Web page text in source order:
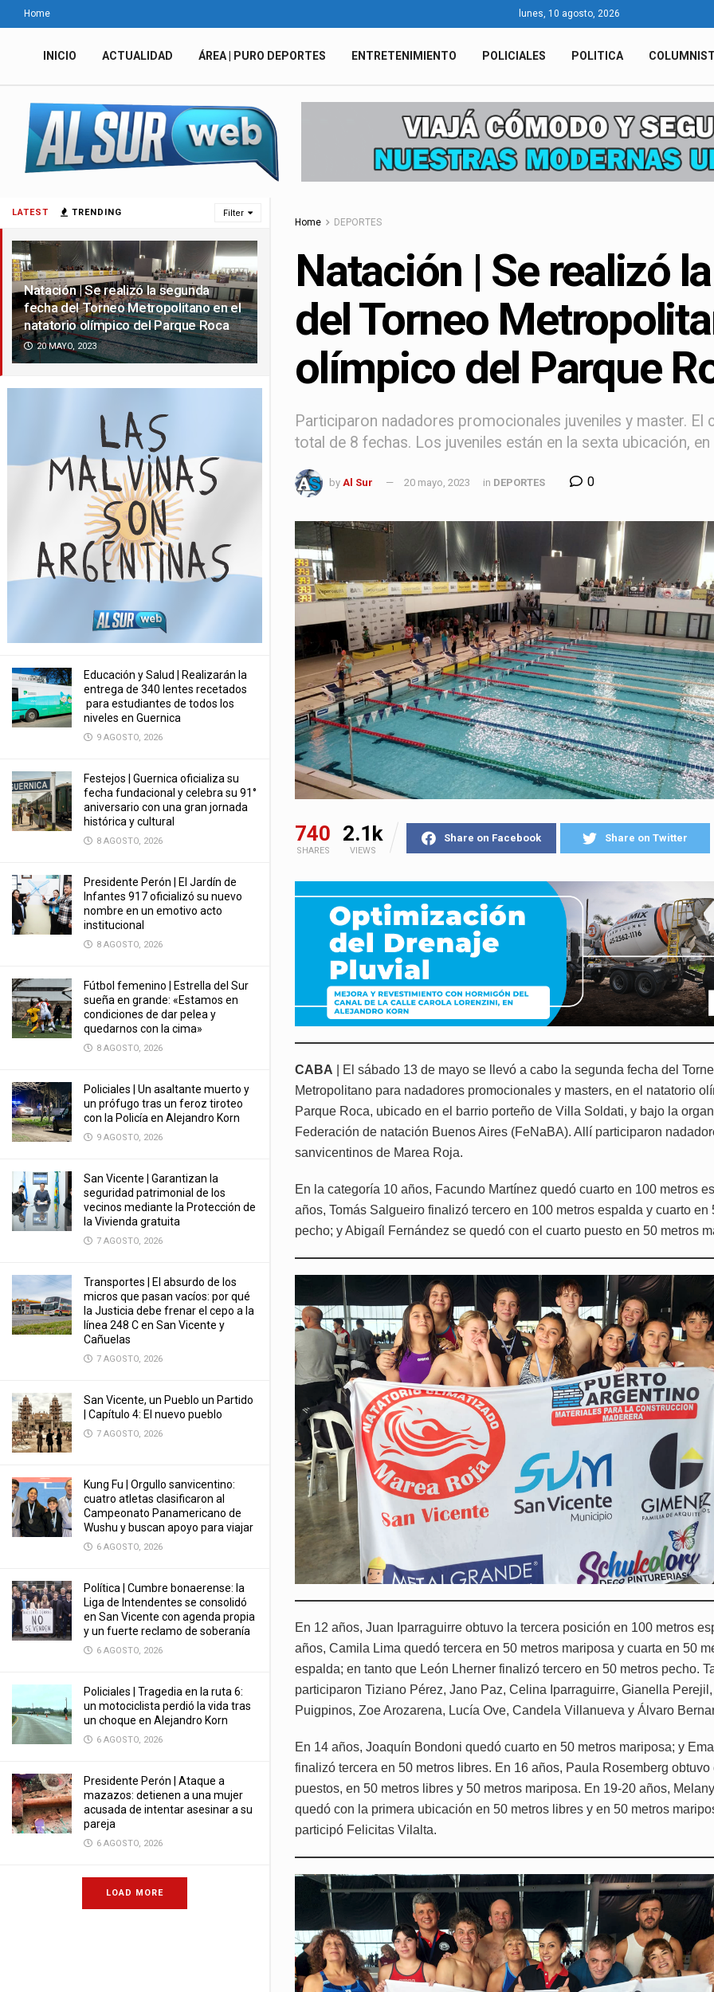
LATEST TRENDING Filter
Natación | Se realizó la segunda
fecha del Torneo Metropolitano en el
natatorio olímpico del Parque Roca
20 MAYO, 2023
Educación y Salud | Realizarán la
entrega de 340 lentes recetados
para estudiantes de todos los
niveles en Guernica
9 AGOSTO, 2026
Festejos | Guernica oficializa su
fecha fundacional y celebra su 91°
aniversario con una gran jornada
histórica y cultural
8 AGOSTO, 2026
Presidente Perón | El Jardín de
Infantes 917 oficializó su nuevo
nombre en un emotivo acto
institucional
8 AGOSTO, 2026
Fútbol femenino | Estrella del Sur
sueña en grande: «Estamos en
condiciones de dar pelea y
quedarnos con la cima»
8 AGOSTO, 2026
Policiales | Un asaltante muerto y
un prófugo tras un feroz tiroteo
con la Policía en Alejandro Korn
9 AGOSTO, 2026
San Vicente | Garantizan la
seguridad patrimonial de los
vecinos mediante la Protección de
la Vivienda gratuita
7 AGOSTO, 2026
Transportes | El absurdo de los
micros que pasan vacíos: por qué
la Justicia debe frenar el cepo a la
línea 248 C en San Vicente y
Cañuelas
7 AGOSTO, 2026
San Vicente, un Pueblo un Partido
| Capítulo 4: El nuevo pueblo
7 AGOSTO, 2026
Kung Fu | Orgullo sanvicentino:
cuatro atletas clasificaron al
Campeonato Panamericano de
Wushu y buscan apoyo para viajar
6 AGOSTO, 2026
Política | Cumbre bonaerense: la
Liga de Intendentes se consolidó
en San Vicente con agenda propia
y un fuerte reclamo de soberanía
6 AGOSTO, 2026
Policiales | Tragedia en la ruta 6:
un motociclista perdió la vida tras
un choque en Alejandro Korn
6 AGOSTO, 2026
Presidente Perón | Ataque a
mazazos: detienen a una mujer
acusada de intentar asesinar a su
pareja
6 AGOSTO, 2026
LOAD MORE
Home lunes, 10 agosto, 2026
INICIO ACTUALIDAD ÁREA | PURO DEPORTES ENTRETENIMIENTO POLICIALES POLITICA
Home DEPORTES
Natación | Se realizó
del Torneo
olímpico del Parque
Participaron nadadores promocionales juveniles y master.
total de 8 fechas. Los juveniles están en la sexta ubicación,
by Al Sur 20 mayo, 2023 in DEPORTES 0
740
SHARES
2.1k
VIEWS
Share on Facebook Share on Twitter
CABA | El sábado 13 de mayo se llevó a cabo la segunda fecha del
Metropolitano para nadadores promocionales y masters, en el natatorio
Parque Roca, ubicado en el barrio porteño de Villa Soldati, y bajo la
Federación de natación Buenos Aires (FeNaBA). Allí participaron
sanvicentinos de Marea Roja.
En la categoría 10 años, Facundo Martínez quedó cuarto en 100 metros
años, Tomás Salgueiro finalizó tercero en 100 metros espalda y cuarto en
pecho; y Abigaíl Fernández se quedó con el cuarto puesto en 50 metros
En 12 años, Juan Iparraguirre obtuvo la tercera posición en 100 metros
años, Camila Lima quedó tercera en 50 metros mariposa y cuarta en 50
espalda; en tanto que León Lherner finalizó tercero en 50 metros pecho.
participaron Tiziano Pérez, Jano Paz, Celina Iparraguirre, Gianella
Puigpinos, Zoe Arozarena, Lucía Ove, Candela Villanueva y Álvaro
En 14 años, Joaquín Bondoni quedó cuarto en 50 metros mariposa; y
finalizó tercera en 50 metros libres. En 16 años, Paula Rosemberg obtuvo
puestos, en 50 metros libres y 50 metros mariposa. En 19-20 años,
quedó con la primera ubicación en 50 metros libres y en 50 metros
participó Felicitas Vilalta.